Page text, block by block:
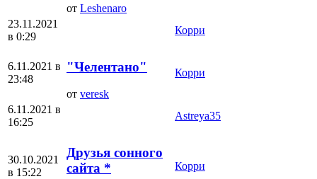
от Leshenaro
23.11.2021
в 0:29
Корри
6.11.2021 в
23:48
"Челентано"
от veresk
Корри
6.11.2021 в
16:25
Аstreya35
30.10.2021
в 15:22
Друзья сонного
сайта *
Корри